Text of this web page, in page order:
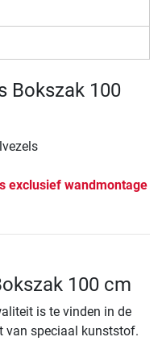
Bokszak 100
exclusief wandmontage
100 cm
is te vinden in de
van speciaal kunststof.